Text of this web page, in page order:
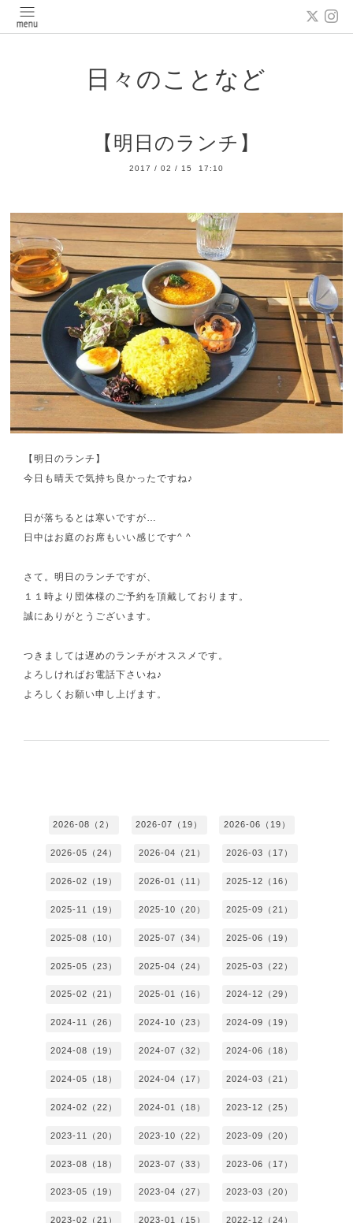
日々のことなど
【明日のランチ】
2017 / 02 / 15 17:10
【明日のランチ】
今日も晴天で気持ち良かったですね♪
日が落ちるとは寒いですが…
日中はお庭のお席もいい感じです^ ^
さて。明日のランチですが、
１１時より団体様のご予約を頂戴しております。
誠にありがとうございます。
つきましては遅めのランチがオススメです。
よろしければお電話下さいね♪
よろしくお願い申し上げます。
2026-08（2） 2026-07（19） 2026-06（19）
2026-05（24） 2026-04（21） 2026-03（17）
2026-02（19） 2026-01（11） 2025-12（16）
2025-11（19） 2025-10（20） 2025-09（21）
2025-08（10） 2025-07（34） 2025-06（19）
2025-05（23） 2025-04（24） 2025-03（22）
2025-02（21） 2025-01（16） 2024-12（29）
2024-11（26） 2024-10（23） 2024-09（19）
2024-08（19） 2024-07（32） 2024-06（18）
2024-05（18） 2024-04（17） 2024-03（21）
2024-02（22） 2024-01（18） 2023-12（25）
2023-11（20） 2023-10（22） 2023-09（20）
2023-08（18） 2023-07（33） 2023-06（17）
2023-05（19） 2023-04（27） 2023-03（20）
2023-02（21） 2023-01（15） 2022-12（24）